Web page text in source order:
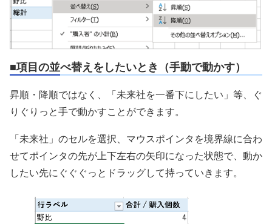
■項目の並べ替えをしたいとき（手動で動かす）
昇順・降順ではなく、「未来社を一番下にしたい」等、ぐ
りぐりっと手で動かすことができます。
「未来社」のセルを選択、マウスポインタを境界線に合わ
せてポインタの先が上下左右の矢印になった状態で、動か
したい先にぐぐぐっとドラッグして持っていきます。